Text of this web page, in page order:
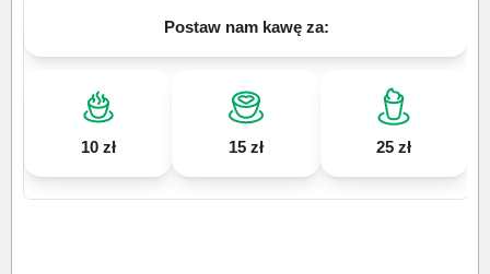
Postaw nam kawę za:
10 zł 15 zł 25 zł